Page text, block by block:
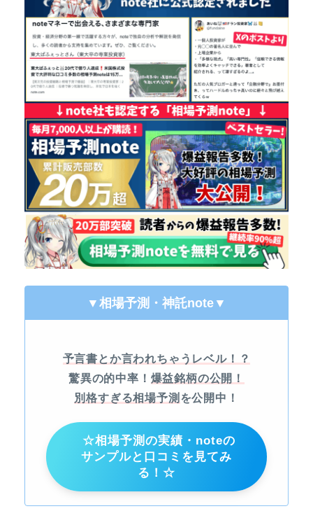
▼相場予測・神託note ▼
予言書とか言われちゃうレベル！？
驚異の的中率！ 爆益銘柄の公開！
別格すぎる相場予測 を公開中！
☆相場予測の実績・noteの
サンプルと口コミを見てみ
る！☆